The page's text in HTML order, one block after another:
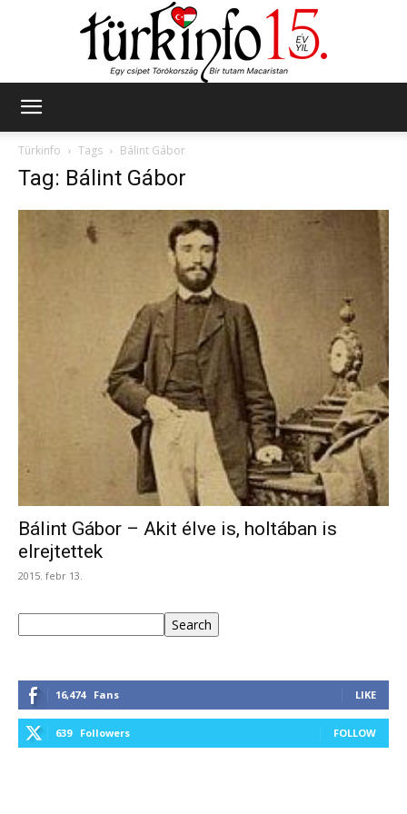
Türkinfo
Tags Bálint Gábor
Tag: Bálint Gábor
Bálint Gábor – Akit élve is, holtában is
elrejtettek
2015. febr 13.
Search
16,474 Fans LIKE
639 Followers FOLLOW